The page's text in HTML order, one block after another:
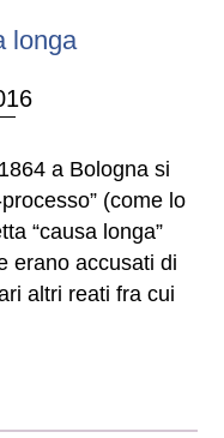
longa
a Bologna si
(come lo
“causa longa”
erano accusati di
altri reati fra cui